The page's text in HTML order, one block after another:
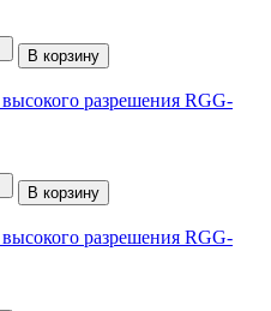
разрешения RGG-
разрешения RGG-